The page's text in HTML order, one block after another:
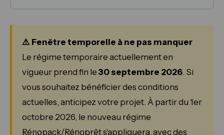
⚠️ Fenêtre temporelle à ne pas manquer
Le régime temporaire actuellement en
vigueur prend fin le 30 septembre 2026. Si
vous souhaitez bénéficier des conditions
actuelles, anticipez votre projet. À partir du 1er
octobre 2026, le nouveau régime
Rénopack/Rénoprêt s'appliquera, avec des